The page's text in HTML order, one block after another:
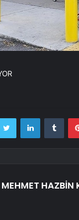
Twitter LinkedIn
MEHMET HAZBİN